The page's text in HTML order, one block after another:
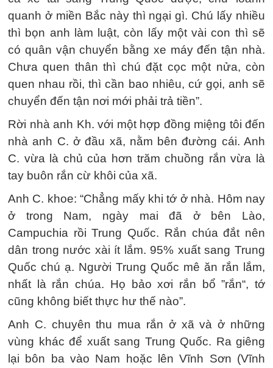
quanh ở miền Bắc này thì ngại gì. Chú lấy nhiều
thì bọn anh làm luật, còn lấy một vài con thì sẽ
có quân vận chuyển bằng xe máy đến tận nhà.
Chưa quen thân thì chú đặt cọc một nửa, còn
quen nhau rồi, thì cần bao nhiêu, cứ gọi, anh sẽ
chuyển đến tận nơi mới phải trả tiền”.
Rời nhà anh Kh. với một hợp đồng miệng tôi đến
nhà anh C. ở đầu xã, nằm bên đường cái. Anh
C. vừa là chủ của hơn trăm chuồng rắn vừa là
tay buôn rắn cừ khôi của xã.
Anh C. khoe: “Chẳng mấy khi tớ ở nhà. Hôm nay
ở trong Nam, ngày mai đã ở bên Lào,
Campuchia rồi Trung Quốc. Rắn chúa đắt nên
dân trong nước xài ít lắm. 95% xuất sang Trung
Quốc chú ạ. Người Trung Quốc mê ăn rắn lắm,
nhất là rắn chúa. Họ bảo xơi rắn bổ ”rắn“, tớ
cũng không biết thực hư thế nào”.
Anh C. chuyên thu mua rắn ở xã và ở những
vùng khác để xuất sang Trung Quốc. Ra giêng
lại bôn ba vào Nam hoặc lên Vĩnh Sơn (Vĩnh